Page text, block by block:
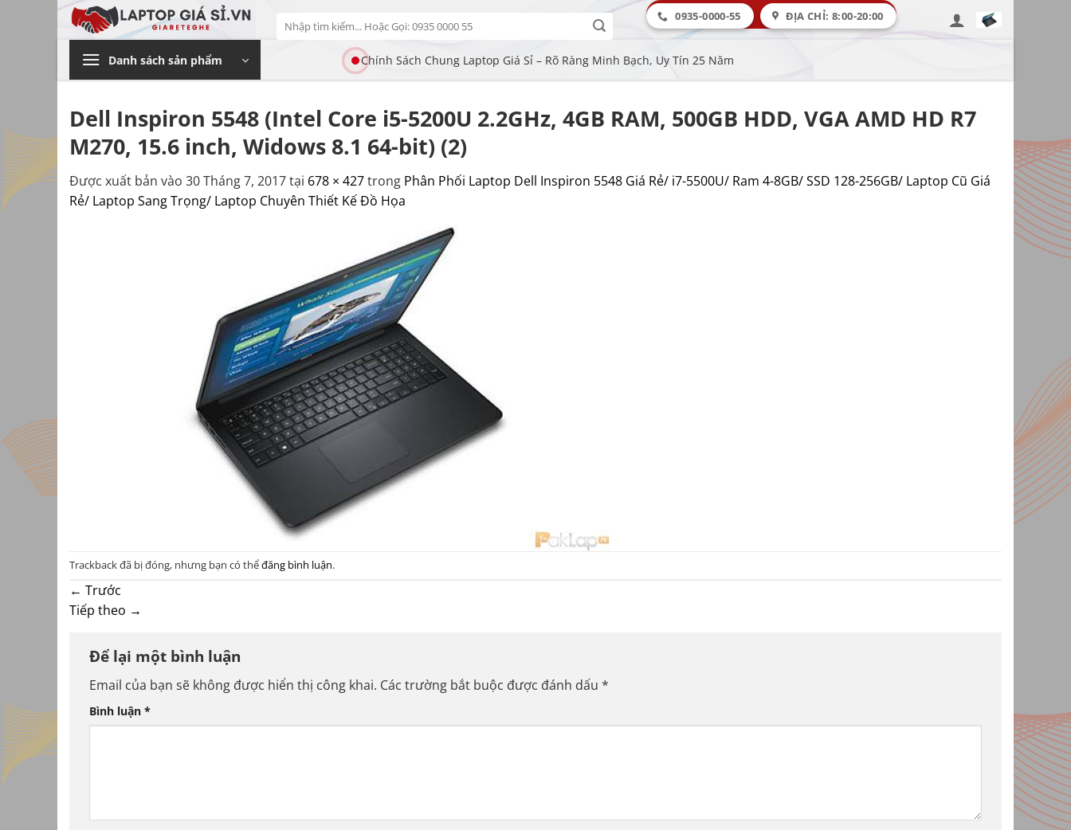
Bỏ
qua
dung
Tìm
kiếm:
0935-0000-55 ĐỊA CHỈ: 8:00-20:00
Danh sách sản phẩm Chính Sách Chung Laptop Giá Sỉ – Rõ Ràng Minh Bạch, Uy Tín 25 Năm
Dell Inspiron 5548 (Intel Core i5-5200U 2.2GHz, 4GB RAM, 500GB HDD, VGA AMD HD R7
M270, 15.6 inch, Widows 8.1 64-bit) (2)
Được xuất bản vào 30 Tháng 7, 2017tại 678 × 427trong Phân Phối Laptop Dell Inspiron 5548 Giá Rẻ/ i7-5500U/ Ram 4-8GB/ SSD 128-256GB/ Laptop Cũ Giá
Rẻ/ Laptop Sang Trọng/ Laptop Chuyên Thiết Kế Đồ Họa
Trackback đã bị đóng, nhưng bạn có thểđăng bình luận.
← Trước
Tiếp theo →
Để lại một bình luận
Email của bạn sẽ không được hiển thị công khai. Các trường bắt buộc được đánh dấu *
Bình luận *